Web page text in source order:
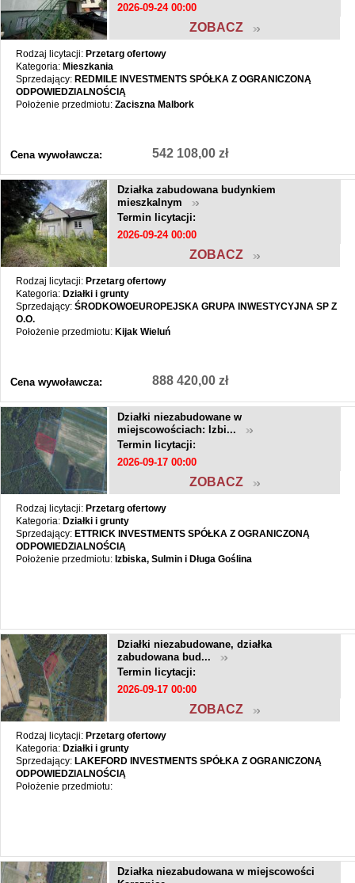
2026-09-24 00:00
ZOBACZ
Rodzaj licytacji: Przetarg ofertowy
Kategoria: Mieszkania
Sprzedający: REDMILE INVESTMENTS SPÓŁKA Z OGRANICZONĄ
ODPOWIEDZIALNOŚCIĄ
Położenie przedmiotu: Zaciszna Malbork
Cena wywoławcza: 542 108,00 zł
Działka zabudowana budynkiem
mieszkalnym
Termin licytacji:
2026-09-24 00:00
ZOBACZ
Rodzaj licytacji: Przetarg ofertowy
Kategoria: Działki i grunty
Sprzedający: ŚRODKOWOEUROPEJSKA GRUPA INWESTYCYJNA SP Z
O.O.
Położenie przedmiotu: Kijak Wieluń
Cena wywoławcza: 888 420,00 zł
Działki niezabudowane w
miejscowościach: Izbi...
Termin licytacji:
2026-09-17 00:00
ZOBACZ
Rodzaj licytacji: Przetarg ofertowy
Kategoria: Działki i grunty
Sprzedający: ETTRICK INVESTMENTS SPÓŁKA Z OGRANICZONĄ
ODPOWIEDZIALNOŚCIĄ
Położenie przedmiotu: Izbiska, Sulmin i Długa Goślina
Działki niezabudowane, działka
zabudowana bud...
Termin licytacji:
2026-09-17 00:00
ZOBACZ
Rodzaj licytacji: Przetarg ofertowy
Kategoria: Działki i grunty
Sprzedający: LAKEFORD INVESTMENTS SPÓŁKA Z OGRANICZONĄ
ODPOWIEDZIALNOŚCIĄ
Położenie przedmiotu:
Działka niezabudowana w miejscowości